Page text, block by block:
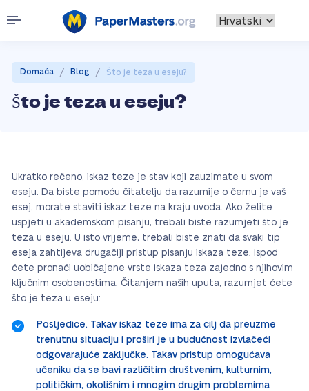
Domaća / Blog / Što je teza u eseju?
Što je teza u eseju?
Ukratko rečeno, iskaz teze je stav koji zauzimate u svom
eseju. Da biste pomoću čitatelju da razumije o čemu je vaš
esej, morate staviti iskaz teze na kraju uvoda. Ako želite
uspjeti u akademskom pisanju, trebali biste razumjeti što je
teza u eseju. U isto vrijeme, trebali biste znati da svaki tip
eseja zahtijeva drugačiji pristup pisanju iskaza teze. Ispod
ćete pronaći uobičajene vrste iskaza teza zajedno s njihovim
ključnim osobenostima. Čitanjem naših uputa, razumjet ćete
što je teza u eseju:
Posljedice. Takav iskaz teze ima za cilj da preuzme
trenutnu situaciju i proširi je u budućnost izvlačeći
odgovarajuće zaključke. Takav pristup omogućava
učeniku da se bavi različitim društvenim, kulturnim,
političkim, okolišnim i mnogim drugim problemima